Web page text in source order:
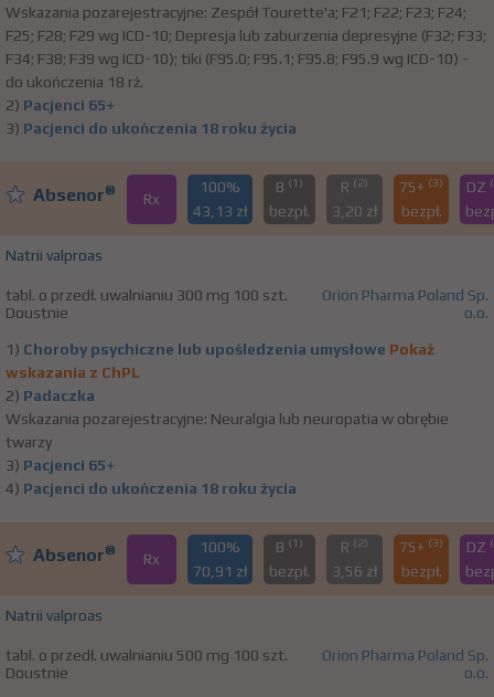
Wskazania pozarejestracyjne: Zespół Tourette'a; F21; F22; F23; F24;
F25; F28; F29 wg ICD-10; Depresja lub zaburzenia depresyjne (F32; F33;
F34; F38; F39 wg ICD-10); tiki (F95.0; F95.1; F95.8; F95.9 wg ICD-10) -
do ukończenia 18 rż.
2) Pacjenci 65+
3) Pacjenci do ukończenia 18 roku życia
Absenor® Rx
100%
43,13 zł
B (1)
bezpł.
R (2)
3,20 zł
75+ (3)
bezpł.
DZ
Natrii valproas
tabl. o przedł. uwalnianiu 300 mg 100 szt.
Doustnie
Orion Pharma Poland Sp.
o.o.
1) Choroby psychiczne lub upośledzenia umysłowe Pokaż
wskazania z ChPL
2) Padaczka
Wskazania pozarejestracyjne: Neuralgia lub neuropatia w obrębie
twarzy
3) Pacjenci 65+
4) Pacjenci do ukończenia 18 roku życia
Absenor® Rx
100%
70,91 zł
B (1)
bezpł.
R (2)
3,56 zł
75+ (3)
bezpł.
DZ
Natrii valproas
tabl. o przedł. uwalnianiu 500 mg 100 szt.
Doustnie
Orion Pharma Poland Sp.
o.o.